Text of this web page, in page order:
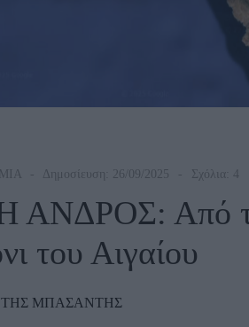
Δημοσίευση: 26/09/2025 Σχόλια: 4
Από
του Αιγαίου
ΜΠΑΣΑΝΤΗΣ